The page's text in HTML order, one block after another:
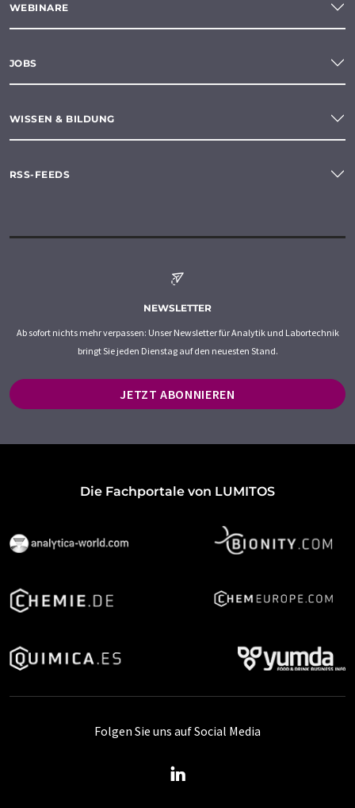
WEBINARE
JOBS
WISSEN & BILDUNG
RSS-FEEDS
NEWSLETTER
Ab sofort nichts mehr verpassen: Unser Newsletter für Analytik und Labortechnik
bringt Sie jeden Dienstag auf den neuesten Stand.
JETZT ABONNIEREN
Die Fachportale von LUMITOS
Folgen Sie uns auf Social Media